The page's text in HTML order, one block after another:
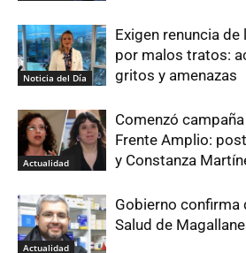
Noticia del Día
Exigen renuncia de
por malos tratos:
gritos y amenazas
Actualidad
Comenzó
Frente Amplio:
y Constanza
Actualidad
Gobierno confirma
Salud de